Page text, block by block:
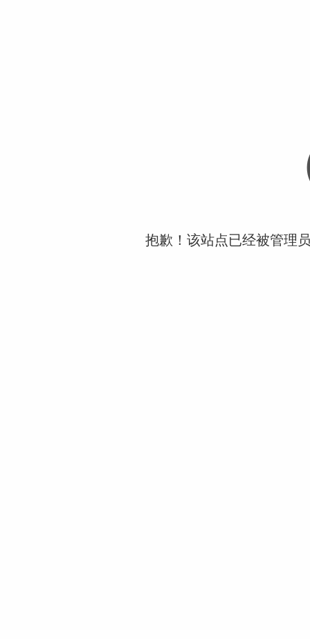
抱歉！该站点已经被管理